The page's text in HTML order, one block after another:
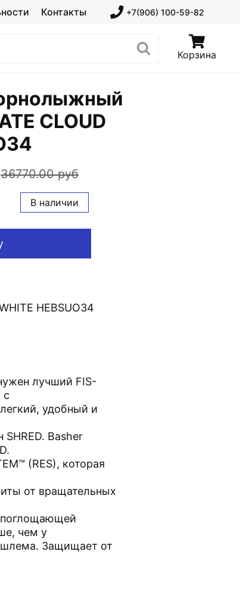
Контакты +7(906) 100-59-82
Корзина
CLOUD
36770.00 руб
В наличии
HEBSUO34
лучший FIS-
с
удобный и
Basher
(RES), которая
от вращательных
чем у
шлема. Защищает от